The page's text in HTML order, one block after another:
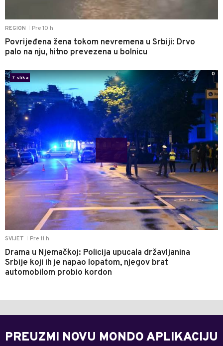
REGION Pre 10 h
Povrijeđena žena tokom nevremena u Srbiji: Drvo
palo na nju, hitno prevezena u bolnicu
SVIJET Pre 11 h
Drama u Njemačkoj: Policija upucala državljanina
Srbije koji ih je napao lopatom, njegov brat
automobilom probio kordon
7 slika
0
PREUZMI NOVU MONDO APLIKACIJU